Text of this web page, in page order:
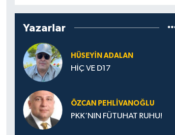
Yazarlar
HÜSEYIN ADALAN
HİÇ VE D17
ÖZCAN PEHLIVANOĞLU
PKK’NIN FÜTUHAT RUHU!